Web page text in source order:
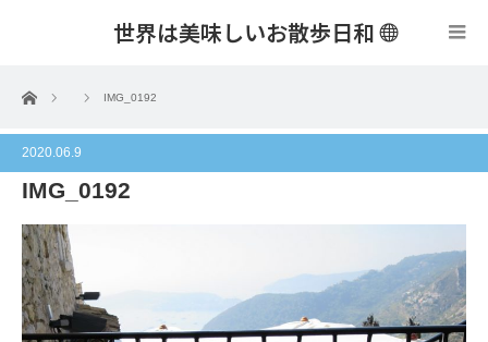
世界は美味しいお散歩日和
ホーム IMG_0192
2020.06.9
IMG_0192